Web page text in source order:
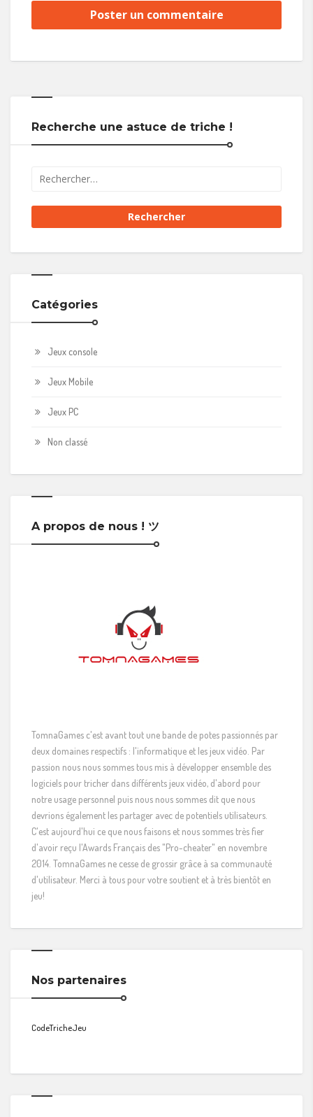
Recherche une astuce de triche !
Catégories
Jeux console
Jeux Mobile
Jeux PC
Non classé
A propos de nous ! ツ
TomnaGames c'est avant tout une bande de potes passionnés par
deux domaines respectifs : l'informatique et les jeux vidéo. Par
passion nous nous sommes tous mis à développer ensemble des
logiciels pour tricher dans différents jeux vidéo, d'abord pour
notre usage personnel puis nous nous sommes dit que nous
devrions également les partager avec de potentiels utilisateurs.
C'est aujourd'hui ce que nous faisons et nous sommes très fier
d'avoir reçu l'Awards Français des "Pro-cheater" en novembre
2014. TomnaGames ne cesse de grossir grâce à sa communauté
d'utilisateur. Merci à tous pour votre soutient et à très bientôt en
jeu!
Nos partenaires
CodeTricheJeu